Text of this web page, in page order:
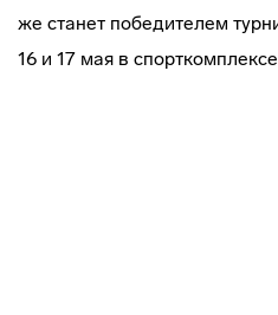
же станет победителем
16 и 17 мая в